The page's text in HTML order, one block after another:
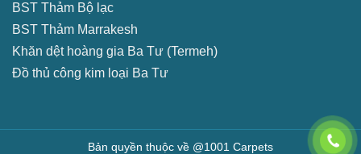
BST Thảm Bộ lạc
BST Thảm Marrakesh
Khăn dệt hoàng gia Ba Tư (Termeh)
Đồ thủ công kim loại Ba Tư
Bản quyền thuộc về @1001 Carpets